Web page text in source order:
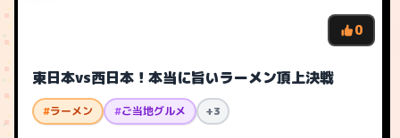
0
東日本vs西日本！本当に旨いラーメン頂上決戦
#ラーメン #ご当地グルメ +3